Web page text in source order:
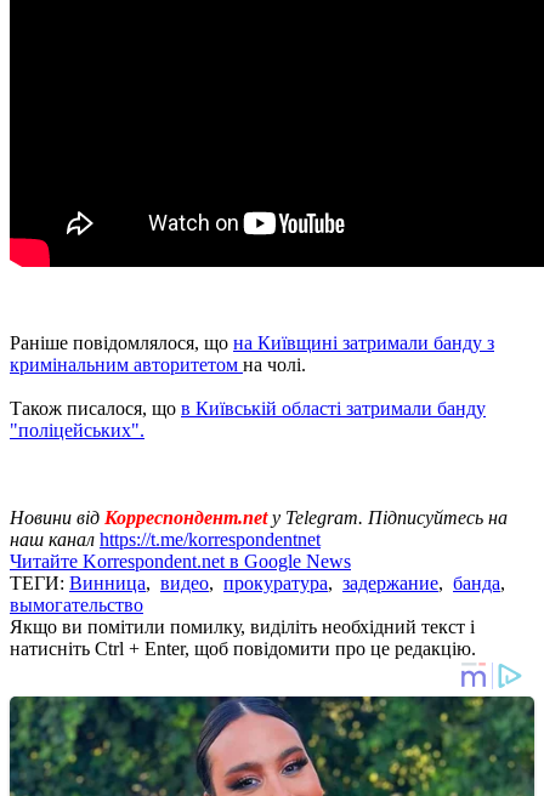
Раніше повідомлялося, що на Київщині затримали банду з
кримінальним авторитетом на чолі.
Також писалося, що в Київській області затримали банду
"поліцейських".
Новини від Корреспондент.net у Telegram. Підписуйтесь на
наш канал https://t.me/korrespondentnet
Читайте Korrespondent.net в Google News
ТЕГИ: Винница, видео, прокуратура, задержание, банда,
вымогательство
Якщо ви помітили помилку, виділіть необхідний текст і
натисніть Ctrl + Enter, щоб повідомити про це редакцію.